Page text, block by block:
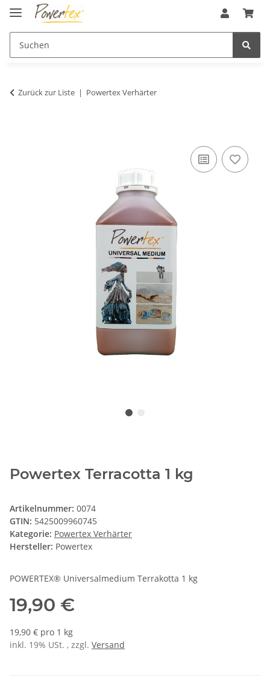
Zurück zur Liste Powertex Verhärter
Powertex Terracotta 1 kg
Artikelnummer: 0074
GTIN: 5425009960745
Kategorie: Powertex Verhärter
Hersteller: Powertex
POWERTEX® Universalmedium Terrakotta 1 kg
19,90 €
19,90 € pro 1 kg
inkl. 19% USt. , zzgl. Versand